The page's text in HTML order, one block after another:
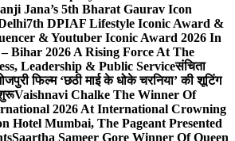
Jana’s 5th Bharat Gaurav Icon
7th DPIAF Lifestyle Iconic Award &
& Youtuber Iconic Award 2026 In
Bihar 2026 A Rising Force At The
Leadership & Public Serviceसंचिता
फिल्म ‘छठी माई के धोके चरनिया’ की शूटिंग
Vaishnavi Chalke The Winner Of
2026 At International Crowning
Hotel Mumbai, The Pageant Presented
Saartha Sameer Gore Winner Of Queen